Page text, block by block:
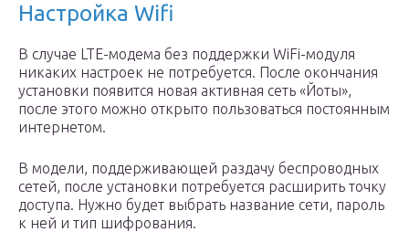
Настройка Wifi
В случае LTE-модема без поддержки WiFi-модуля
никаких настроек не потребуется. После окончания
установки появится новая активная сеть «Йоты»,
после этого можно открыто пользоваться постоянным
интернетом.
В модели, поддерживающей раздачу беспроводных
сетей, после установки потребуется расширить точку
доступа. Нужно будет выбрать название сети, пароль
к ней и тип шифрования.